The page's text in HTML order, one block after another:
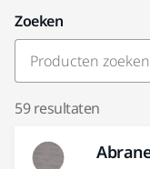
Zoeken
59 resultaten